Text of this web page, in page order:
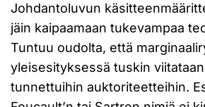
Johdantoluvun
jäin kaipaamaan tukevampaa
Tuntuu oudolta, että
yleisesityksessä tuskin viitataan
tunnettuihin auktoriteetteihin.